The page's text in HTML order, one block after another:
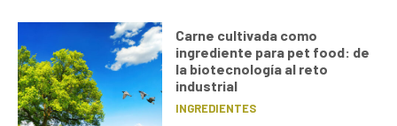
Carne cultivada como
ingrediente para pet food: de
la biotecnología al reto
industrial
INGREDIENTES